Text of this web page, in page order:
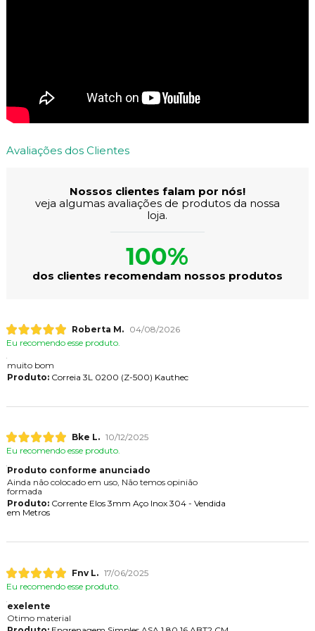
Avaliações dos Clientes
Nossos clientes falam por nós!
veja algumas avaliações de produtos da nossa
loja.
100%
dos clientes recomendam nossos produtos
Roberta M.
04/08/2026
Eu recomendo esse produto.
muito bom
Produto:Correia 3L 0200 (Z-500) Kauthec
Bke L. 10/12/2025
Eu recomendo esse produto.
Produto conforme anunciado
Ainda não colocado em uso, Não temos opinião
formada
Produto:Corrente Elos 3mm Aço Inox 304 - Vendida
em Metros
Fnv L. 17/06/2025
Eu recomendo esse produto.
exelente
Otimo material